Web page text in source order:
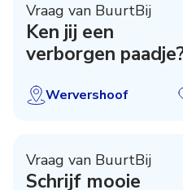
Vraag van BuurtBij
Ken jij een
verborgen
Wervershoof
Vraag van BuurtBij
Schrijf mooie